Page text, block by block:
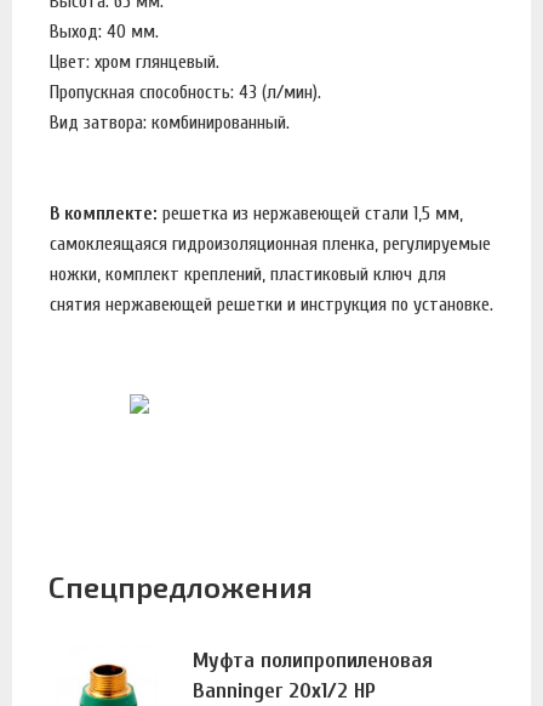
Выход: 40 мм.
Цвет: хром глянцевый.
Пропускная способность: 43 (л/мин).
Вид затвора: комбинированный.
В комплекте: решетка из нержавеющей стали 1,5 мм,
самоклеящаяся гидроизоляционная пленка, регулируемые
ножки, комплект креплений, пластиковый ключ для
снятия нержавеющей решетки и инструкция по установке.
Спецпредложения
Муфта полипропиленовая
Banninger 20х1/2 НР